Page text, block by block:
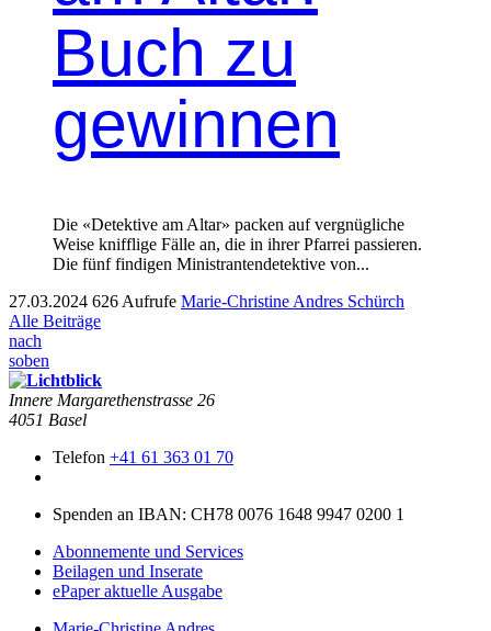
Buch zu
gewinnen
Die «Detek­tive am Altar» pack­en auf vergnügliche
Weise knif­flige Fälle an, die in ihrer Pfar­rei passieren.
Die fünf find­i­gen Min­is­tran­ten­de­tek­tive von...
27.03.2024 626 Aufrufe Marie-Christine Andres Schürch
Alle Beiträge
nach
soben
Innere Mar­garethen­strasse 26
4051 Basel
Telefon +41 61 363 01 70
Spenden an IBAN: CH78 0076 1648 9947 0200 1
Abonnemente und Services
Beilagen und Inserate
ePaper aktuelle Ausgabe